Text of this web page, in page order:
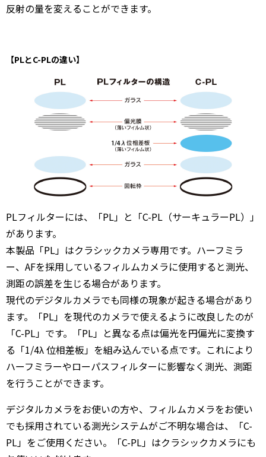
反射の量を変えることができます。
【PLとC-PLの違い】
PLフィルターには、「PL」と「C-PL（サーキュラーPL）」
があります。
本製品「PL」はクラシックカメラ専用です。ハーフミラ
ー、AFを採用しているフィルムカメラに使用すると測光、
測距の誤差を生じる場合があります。
現代のデジタルカメラでも同様の現象が起きる場合があり
ます。「PL」を現代のカメラで使えるように改良したのが
「C-PL」です。「PL」と異なる点は偏光を円偏光に変換す
る「1/4λ 位相差板」を組み込んでいる点です。これにより
ハーフミラーやローパスフィルターに影響なく測光、測距
を行うことができます。
デジタルカメラをお使いの方や、フィルムカメラをお使い
でも採用されている測光システムがご不明な場合は、「C-
PL」をご使用ください。「C-PL」はクラシックカメラにも